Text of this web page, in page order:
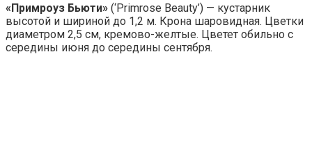
«Примроуз Бьюти» (‘Primrose Beauty’) — кустарник
высотой и шириной до 1,2 м. Крона шаровидная. Цветки
диаметром 2,5 см, кремово-желтые. Цветет обильно с
середины июня до середины сентября.